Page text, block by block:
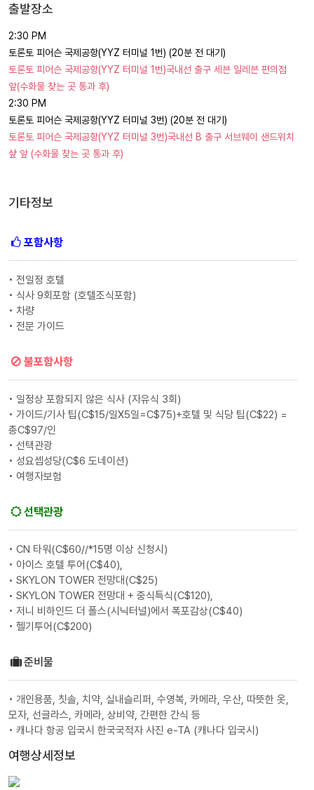
출발장소
2:30 PM
토론토 피어슨 국제공항(YYZ 터미널 1번) (20분 전 대기)
토론토 피어슨 국제공항(YYZ 터미널 1번)국내선 출구 세븐 일레븐 편의점
앞(수화물 찾는 곳 통과 후)
2:30 PM
토론토 피어슨 국제공항(YYZ 터미널 3번) (20분 전 대기)
토론토 피어슨 국제공항(YYZ 터미널 3번)국내선 B 출구 서브웨이 샌드위치
샾 앞 (수화물 찾는 곳 통과 후)
기타정보
포함사항
• 전일정 호텔
• 식사 9회포함 (호텔조식포함)
• 차량
• 전문 가이드
불포함사항
• 일정상 포함되지 않은 식사 (자유식 3회)
• 가이드/기사 팁(C$15/일X5일=C$75)+호텔 및 식당 팁(C$22) =
총C$97/인
• 선택관광
• 성요셉성당(C$6 도네이션)
• 여행자보험
선택관광
• CN 타워(C$60//*15명 이상 신청시)
• 아이스 호텔 투어(C$40),
• SKYLON TOWER 전망대(C$25)
• SKYLON TOWER 전망대 + 중식특식(C$120),
• 저니 비하인드 더 폴스(시닉터널)에서 폭포감상(C$40)
• 헬기투어(C$200)
준비물
• 개인용품, 칫솔, 치약, 실내슬리퍼, 수영복, 카메라, 우산, 따뜻한 옷,
모자, 선글라스, 카메라, 상비약, 간편한 간식 등
• 캐나다 항공 입국시 한국국적자 사진 e-TA (캐나다 입국시)
여행상세정보